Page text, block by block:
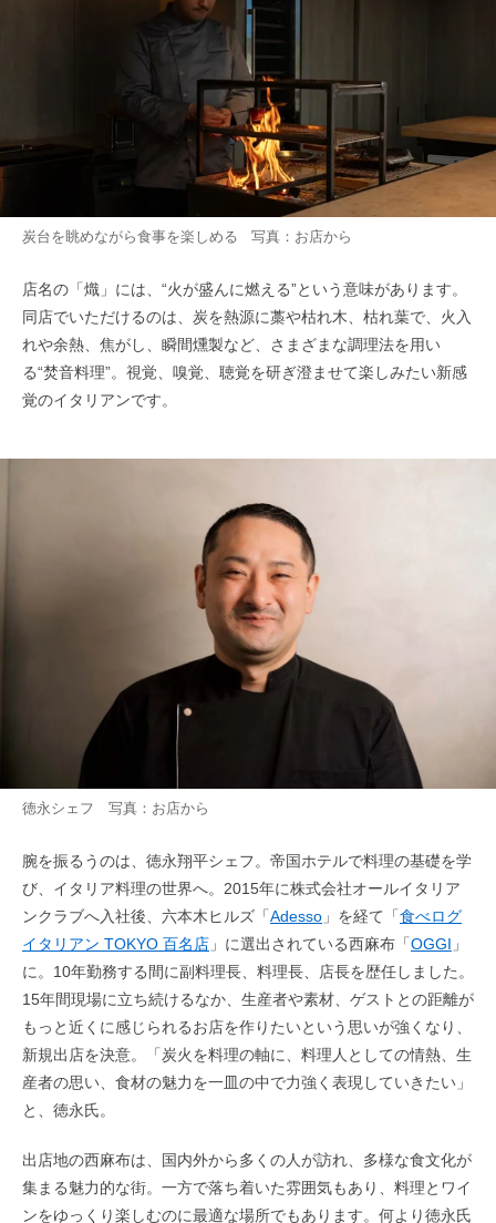
炭台を眺めながら食事を楽しめる 写真：お店から
店名の「熾」には、“火が盛んに燃える”という意味があります。
同店でいただけるのは、炭を熱源に藁や枯れ木、枯れ葉で、火入
れや余熱、焦がし、瞬間燻製など、さまざまな調理法を用い
る“焚音料理”。視覚、嗅覚、聴覚を研ぎ澄ませて楽しみたい新感
覚のイタリアンです。
徳永シェフ 写真：お店から
腕を振るうのは、徳永翔平シェフ。帝国ホテルで料理の基礎を学
び、イタリア料理の世界へ。2015年に株式会社オールイタリア
ンクラブへ入社後、六本木ヒルズ「Adesso 」を経て「食べログ
イタリアン TOKYO 百名店 」に選出されている西麻布「OGGI 」
に。10年勤務する間に副料理長、料理長、店長を歴任しました。
15年間現場に立ち続けるなか、生産者や素材、ゲストとの距離が
もっと近くに感じられるお店を作りたいという思いが強くなり、
新規出店を決意。「炭火を料理の軸に、料理人としての情熱、生
産者の思い、食材の魅力を一皿の中で力強く表現していきたい」
と、徳永氏。
出店地の西麻布は、国内外から多くの人が訪れ、多様な食文化が
集まる魅力的な街。一方で落ち着いた雰囲気もあり、料理とワイ
ンをゆっくり楽しむのに最適な場所でもあります。何より徳永氏